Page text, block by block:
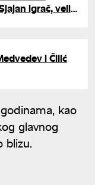
igrač, veliki
i Čilić
kao
glavnog
blizu.